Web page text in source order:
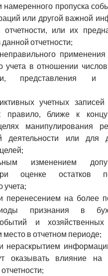
намеренного пропуска
или другой важной
отчетности, или их
отчетности;
учета в отношении
представления и
учетных
правило, ближе к концу
манипули­рования
деятельности или для
изменением
оценке остатков
учета;
перенесением на более
признания в
и хозяй­ственных
в отчетном периоде;
нераскрытием
оказывать влияние на